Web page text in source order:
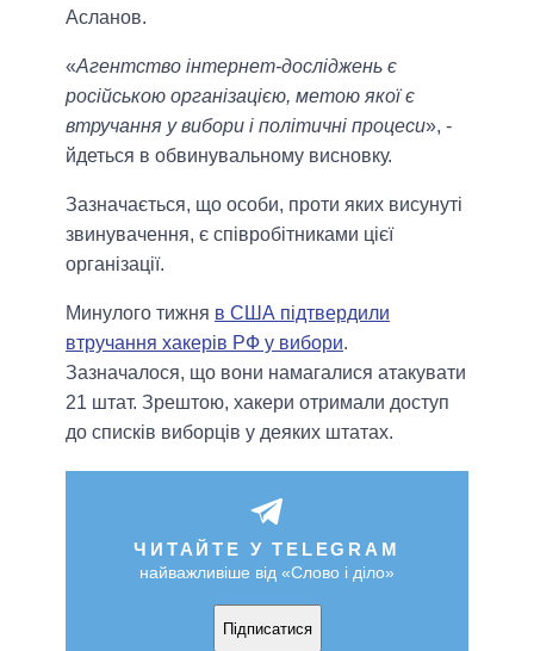
Асланов.
«Агентство інтернет-досліджень є
російською організацією, метою якої є
втручання у вибори і політичні процеси», -
йдеться в обвинувальному висновку.
Зазначається, що особи, проти яких висунуті
звинувачення, є співробітниками цієї
організації.
Минулого тижня в США підтвердили
втручання хакерів РФ у вибори.
Зазначалося, що вони намагалися атакувати
21 штат. Зрештою, хакери отримали доступ
до списків виборців у деяких штатах.
ЧИТАЙТЕ У TELEGRAM
найважливіше від «Слово і діло»
Підписатися